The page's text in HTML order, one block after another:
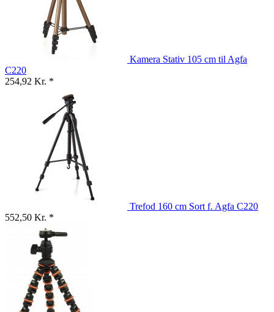
Kamera Stativ 105 cm til Agfa
C220
254,92 Kr. *
Trefod 160 cm Sort f. Agfa C220
552,50 Kr. *